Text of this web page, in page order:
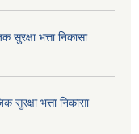
सुरक्षा भत्ता निकासा
सुरक्षा भत्ता निकासा